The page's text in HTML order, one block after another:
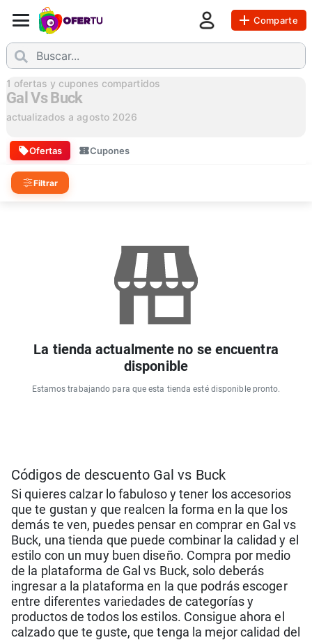
Comparte
1 ofertas y cupones compartidos
Gal Vs Buck
actualizados a agosto 2026
Ofertas Cupones
Filtrar
La tienda actualmente no se encuentra
disponible
Estamos trabajando para que esta tienda esté disponible pronto.
C ódigos de descuento Gal vs Buck
Si quieres calzar lo fabuloso y tener los accesorios
que te gustan y que realcen la forma en la que los
demás te ven, puedes pensar en comprar en Gal vs
Buck, una tienda que puede combinar la calidad y el
estilo con un muy buen diseño. Compra por medio
de la plataforma de Gal vs Buck, solo deberás
ingresar a la plataforma en la que podrás escoger
entre diferentes variedades de categorías y
productos de todos los estilos. Consigue ahora el
calzado que te guste, que tenga la mejor calidad del